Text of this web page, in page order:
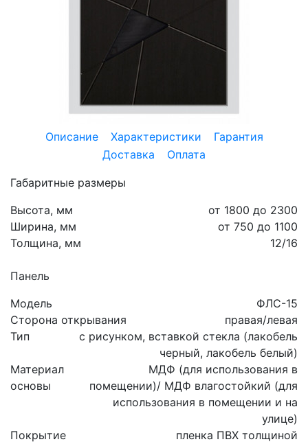
Описание Характеристики
Гарантия
Доставка
Оплата
Габаритные размеры
Высота, мм
от 1800 до 2300
Ширина, мм
от 750 до 1100
Толщина, мм
12/16
Панель
Модель
ФЛС-15
Сторона открывания
правая/левая
Тип
с рисунком, вставкой стекла (лакобель
черный, лакобель белый)
Материал
основы
МДФ (для использования в
помещении)/ МДФ влагостойкий (для
использования в помещении и на
улице)
Покрытие
пленка ПВХ толщиной